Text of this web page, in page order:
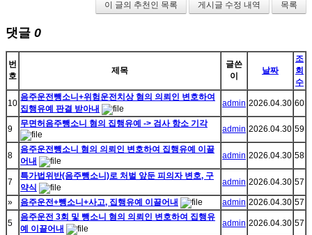
이 글의 추천인 목록 게시글 수정 내역 목록
댓글 0
번
호
제목
글쓴
이
날짜
조
회
수
10
음주운전뺑소니+위험운전치상 혐의 의뢰인 변호하여
집행유예 판결 받아내
admin 2026.04.30 60
9
무면허음주뺑소니 혐의 집행유예 -> 검사 항소 기각
admin 2026.04.30 59
8
음주운전뺑소니 혐의 의뢰인 변호하여 집행유예 이끌
어내
admin 2026.04.30 58
7
특가법위반(음주뺑소니)로 처벌 앞둔 피의자 변호, 구
약식
admin 2026.04.30 57
» 음주운전+뺑소니+사고, 집행유예 이끌어내 admin 2026.04.30 57
5
음주운전 3회 및 뺑소니 혐의 의뢰인 변호하여 집행유
예 이끌어내
admin 2026.04.30 57